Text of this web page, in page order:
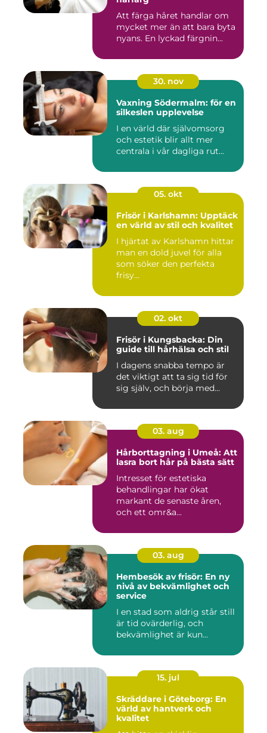
Att färga håret handlar om
mycket mer än att bara byta
nyans. En lyckad färgnin...
30. nov
Vaxning Södermalm: för en
silkeslen upplevelse
I en värld där självomsorg
och estetik blir allt mer
centrala i vår dagliga rut...
05. okt
Frisör i Karlshamn: Upptäck
en värld av stil och kvalitet
I hjärtat av Karlshamn hittar
man en dold juvel för alla
som söker den perfekta
frisy...
02. okt
Frisör i Kungsbacka: Din
guide till hårhälsa och stil
I dagens snabba tempo är
det viktigt att ta sig tid för
sig själv, och börja med...
03. aug
Hårborttagning i Umeå: Att
lasra bort hår på bästa sätt
Intresset för estetiska
behandlingar har ökat
markant de senaste åren,
och ett omr&a...
03. aug
Hembesök av frisör: En ny
nivå av bekvämlighet och
service
I en stad som aldrig står still
är tid ovärderlig, och
bekvämlighet är kun...
15. jul
Skräddare i Göteborg: En
värld av hantverk och
kvalitet